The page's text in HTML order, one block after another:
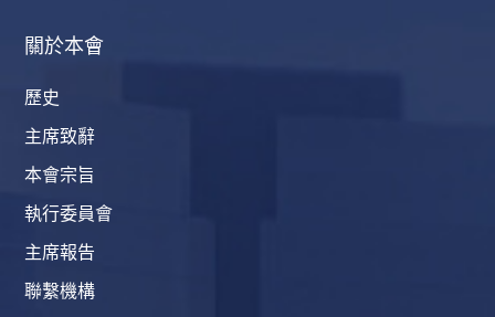
關於本會
歷史
主席致辭
本會宗旨
執行委員會
主席報告
聯繫機構